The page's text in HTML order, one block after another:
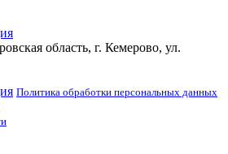
область, г. Кемерово, ул.
Политика обработки персональных данных